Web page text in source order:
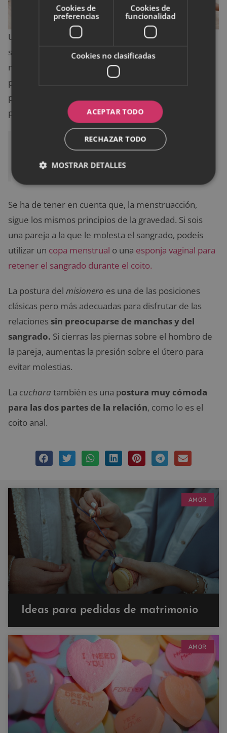
Una de las excusas entre parejas que reconocen que
se abstienen de practicar sexo durante la
menstruación, es lo engorroso que es para ambas
partes. Te mostramos a continuación algunas
posturas que hacen que tener sexo con la regla sea
placentero para las dos partes.
Si quieres evitar manchas en las sábanas
y el colchón, utiliza cojines y toallas
Se ha de tener en cuenta que, la menstruacción,
sigue los mismos principios de la gravedad. Si sois
una pareja a la que le molesta el sangrado, podeís
utilizar un copa menstrual o una esponja vaginal para
retener el sangrado durante el coito.
La postura del misionero es una de las posiciones
clásicas pero más adecuadas para disfrutar de las
relaciones sin preocuparse de manchas y del
sangrado. Si cierras las piernas sobre el hombro de
la pareja, aumentas la presión sobre el útero para
evitar molestias.
La cuchara también es una postura muy cómoda
para las dos partes de la relación, como lo es el
coito anal.
AMOR
Ideas para pedidas de matrimonio
AMOR
Cookies de
preferencias
Cookies de
funcionalidad
Cookies no clasificadas
ACEPTAR TODO
RECHAZAR TODO
MOSTRAR DETALLES